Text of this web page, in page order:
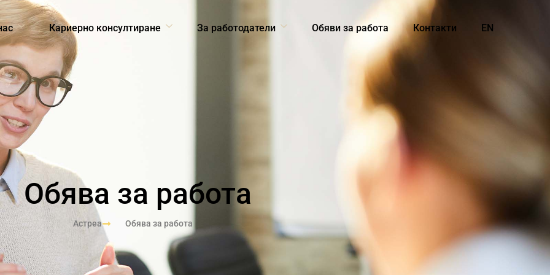
Кариерно консултиране За работодатели Обяви за работа Контакти EN
Обява за работа
Астреа Обява за работа